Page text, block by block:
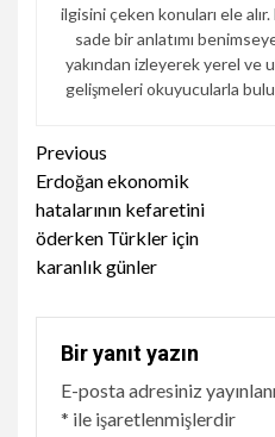
ilgisini çeken konuları ele
sade bir anlatımı
yakından izleyerek yerel ve
gelişmeleri okuyucularla
Continue
Reading
Previous
Erdoğan ekonomik
hatalarının kefaretini
öderken Türkler için
karanlık günler
Bir yanıt yazın
E-posta adresiniz
* ile işaretlenmişlerdir